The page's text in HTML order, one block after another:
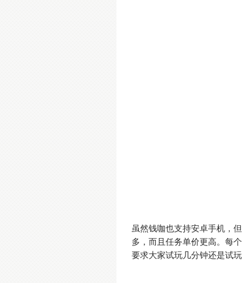
虽然钱咖也支持安卓手机，
多，而且任务单价更高。每
要求大家试玩几分钟还是试